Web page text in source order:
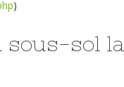
)
sous-sol